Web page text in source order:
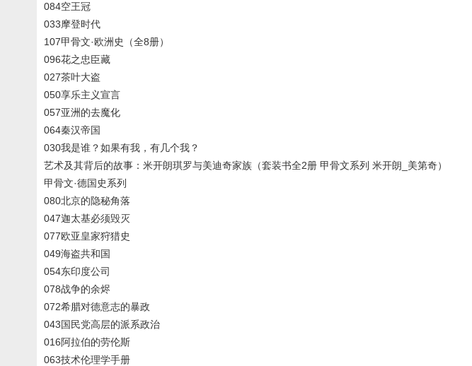
084空王冠
033摩登时代
107甲骨文·欧洲史（全8册）
096花之忠臣藏
027茶叶大盗
050享乐主义宣言
057亚洲的去魔化
064秦汉帝国
030我是谁？如果有我，有几个我？
艺术及其背后的故事：米开朗琪罗与美迪奇家族（套装书全2册 甲骨文系列 米开朗_美第奇）
甲骨文·德国史系列
080北京的隐秘角落
047迦太基必须毁灭
077欧亚皇家狩猎史
049海盗共和国
054东印度公司
078战争的余烬
072希腊对德意志的暴政
043国民党高层的派系政治
016阿拉伯的劳伦斯
063技术伦理学手册